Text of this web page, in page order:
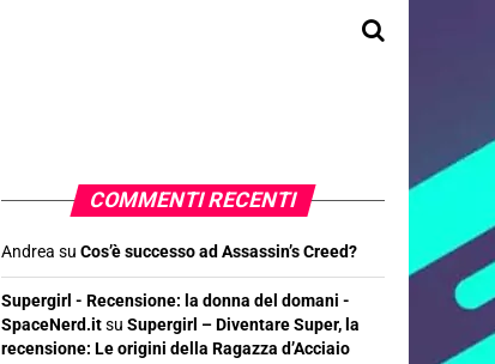
COMMENTI RECENTI
Andrea su Cos’è successo ad Assassin’s Creed?
Supergirl - Recensione: la donna del domani -
SpaceNerd.itsu Supergirl – Diventare Super, la
recensione: Le origini della Ragazza d’Acciaio